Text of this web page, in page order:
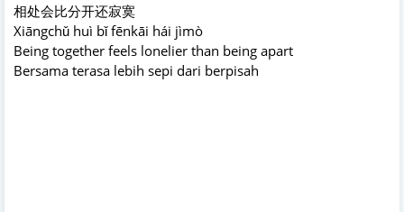
相处会比分开还寂寞
Xiāngchǔ huì bǐ fēnkāi hái jìmò
Being together feels lonelier than being apart
Bersama terasa lebih sepi dari berpisah